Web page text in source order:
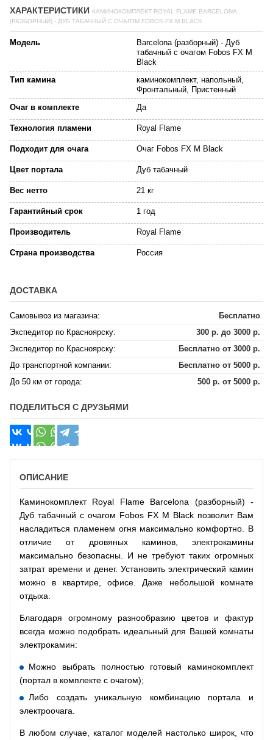
ХАРАКТЕРИСТИКИ КАМИНОКОМПЛЕКТ ROYAL FLAME BARCELONA
(РАЗБОРНЫЙ) - ДУБ ТАБАЧНЫЙ С ОЧАГОМ FOBOS FX M BLACK
Модель
Barcelona (разборный) - Дуб
табачный с очагом Fobos FX M
Black
Тип камина
каминокомплект, напольный,
Фронтальный, Пристенный
Очаг в комплекте
Да
Технология пламени Royal Flame
Подходит для очага Очаг Fobos FX M Black
Цвет портала Дуб табачный
Вес нетто 21 кг
Гарантийный срок 1 год
Производитель Royal Flame
Страна производства Россия
ДОСТАВКА
Самовывоз из магазина:
Бесплатно
Экспедитор по Красноярску:
300 р. до 3000 р.
Экспедитор по Красноярску:
Бесплатно от 3000 р.
До транспортной компании:
Бесплатно от 5000 р.
До 50 км от города:
500 р. от 5000 р.
ПОДЕЛИТЬСЯ С ДРУЗЬЯМИ
ОПИСАНИЕ
Каминокомплект Royal Flame Barcelona (разборный) -
Дуб табачный с очагом Fobos FX M Black позволит Вам
насладиться пламенем огня максимально комфортно. В
отличие от дровяных каминов, электрокамины
максимально безопасны. И не требуют таких огромных
затрат времени и денег. Установить электрический камин
можно в квартире, офисе. Даже небольшой комнате
отдыха.
Благодаря огромному разнообразию цветов и фактур
всегда можно подобрать идеальный для Вашей комнаты
электрокамин:
Можно выбрать полностью готовый каминокомплект
(портал в комплекте с очагом);
Либо создать уникальную комбинацию портала и
электроочага.
В любом случае, каталог моделей настолько широк, что